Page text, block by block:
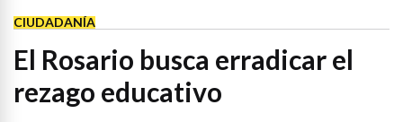
CIUDADANÍA
El Rosario busca erradicar el
rezago educativo